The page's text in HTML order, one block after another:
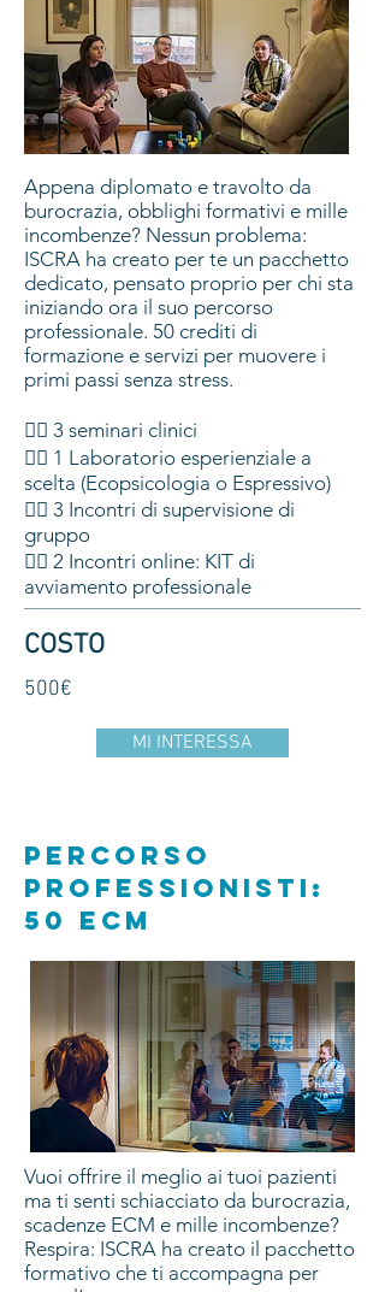
Appena diplomato e travolto da
burocrazia, obblighi formativi e mille
incombenze? Nessun problema:
ISCRA ha creato per te un pacchetto
dedicato, pensato proprio per chi sta
iniziando ora il suo percorso
professionale. 50 crediti di
formazione e servizi per muovere i
primi passi senza stress.
👉🏽 3 seminari clinici
👉🏽 1 Laboratorio esperienziale a
scelta (Ecopsicologia o Espressivo)
👉🏽 3 Incontri di supervisione di
gruppo
👉🏽 2 Incontri online: KIT di
avviamento professionale
COSTO
500€
MI INTERESSA
percorso
professionisti:
50 ECM
Vuoi offrire il meglio ai tuoi pazienti
ma ti senti schiacciato da burocrazia,
scadenze ECM e mille incombenze?
Respira: ISCRA ha creato il pacchetto
formativo che ti accompagna per